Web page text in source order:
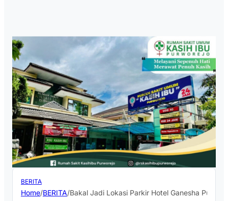
BERITA
Home/BERITA/Bakal Jadi Lokasi Parkir Hotel Ganesha